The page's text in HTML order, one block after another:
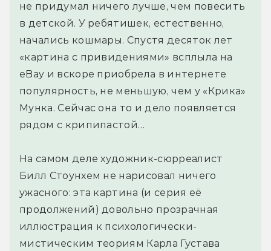
не придумал ничего лучше, чем повесить
в детской. У ребятишек, естественно,
начались кошмары. Спустя десяток лет
«картина с привидениями» всплыла на
eBay и вскоре приобрела в интернете
популярность, не меньшую, чем у «Крика»
Мунка. Сейчас она то и дело появляется
рядом с крипипастой…
На самом деле художник-сюрреалист
Билл Стоунхем не нарисовал ничего
ужасного: эта картина (и серия её
продолжений) довольно прозрачная
иллюстрация к психологически-
мистическим теориям Карла Густава